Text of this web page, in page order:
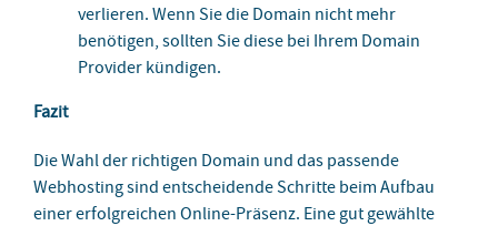
verlieren. Wenn Sie die Domain nicht mehr
benötigen, sollten Sie diese bei Ihrem Domain
Provider kündigen.
Fazit
Die Wahl der richtigen Domain und das passende
Webhosting sind entscheidende Schritte beim Aufbau
einer erfolgreichen Online-Präsenz. Eine gut gewählte